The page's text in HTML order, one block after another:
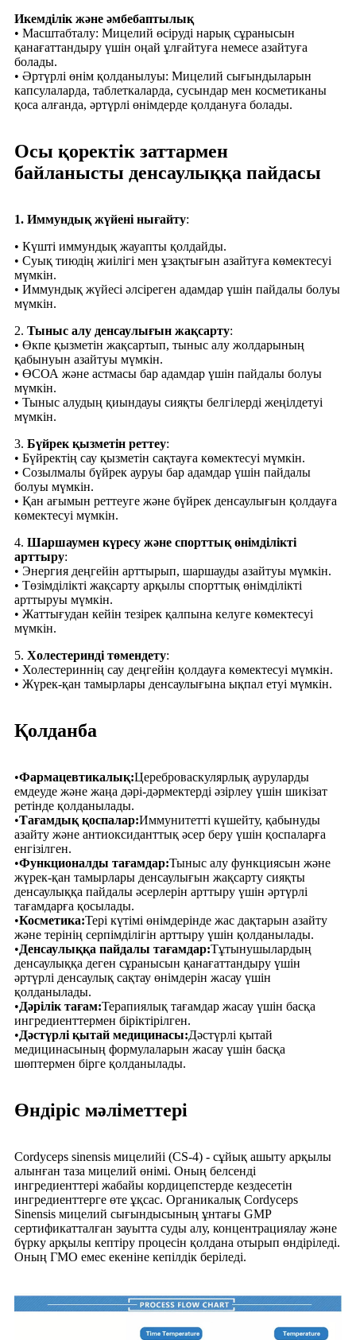
Икемділік және әмбебаптылық
• Масштабталу: Мицелий өсіруді нарық сұранысын
қанағаттандыру үшін оңай ұлғайтуға немесе азайтуға
болады.
• Әртүрлі өнім қолданылуы: Мицелий сығындыларын
капсулаларда, таблеткаларда, сусындар мен косметиканы
қоса алғанда, әртүрлі өнімдерде қолдануға болады.
Осы қоректік заттармен
байланысты денсаулыққа пайдасы
1. Иммундық жүйені нығайту:
• Күшті иммундық жауапты қолдайды.
• Суық тиюдің жиілігі мен ұзақтығын азайтуға көмектесуі
мүмкін.
• Иммундық жүйесі әлсіреген адамдар үшін пайдалы болуы
мүмкін.
2. Тыныс алу денсаулығын жақсарту:
• Өкпе қызметін жақсартып, тыныс алу жолдарының
қабынуын азайтуы мүмкін.
• ӨСОА және астмасы бар адамдар үшін пайдалы болуы
мүмкін.
• Тыныс алудың қиындауы сияқты белгілерді жеңілдетуі
мүмкін.
3. Бүйрек қызметін реттеу:
• Бүйректің сау қызметін сақтауға көмектесуі мүмкін.
• Созылмалы бүйрек ауруы бар адамдар үшін пайдалы
болуы мүмкін.
• Қан ағымын реттеуге және бүйрек денсаулығын қолдауға
көмектесуі мүмкін.
4. Шаршаумен күресу және спорттық өнімділікті
арттыру:
• Энергия деңгейін арттырып, шаршауды азайтуы мүмкін.
• Төзімділікті жақсарту арқылы спорттық өнімділікті
арттыруы мүмкін.
• Жаттығудан кейін тезірек қалпына келуге көмектесуі
мүмкін.
5. Холестеринді төмендету:
• Холестериннің сау деңгейін қолдауға көмектесуі мүмкін.
• Жүрек-қан тамырлары денсаулығына ықпал етуі мүмкін.
Қолданба
•Фармацевтикалық:Цереброваскулярлық ауруларды
емдеуде және жаңа дәрі-дәрмектерді әзірлеу үшін шикізат
ретінде қолданылады.
•Тағамдық қоспалар:Иммунитетті күшейту, қабынуды
азайту және антиоксиданттық әсер беру үшін қоспаларға
енгізілген.
•Функционалды тағамдар:Тыныс алу функциясын және
жүрек-қан тамырлары денсаулығын жақсарту сияқты
денсаулыққа пайдалы әсерлерін арттыру үшін әртүрлі
тағамдарға қосылады.
•Косметика:Тері күтімі өнімдерінде жас дақтарын азайту
және терінің серпімділігін арттыру үшін қолданылады.
•Денсаулыққа пайдалы тағамдар:Тұтынушылардың
денсаулыққа деген сұранысын қанағаттандыру үшін
әртүрлі денсаулық сақтау өнімдерін жасау үшін
қолданылады.
•Дәрілік тағам:Терапиялық тағамдар жасау үшін басқа
ингредиенттермен біріктірілген.
•Дәстүрлі қытай медицинасы:Дәстүрлі қытай
медицинасының формулаларын жасау үшін басқа
шөптермен бірге қолданылады.
Өндіріс мәліметтері
Cordyceps sinensis мицелийі (CS-4) - сұйық ашыту арқылы
алынған таза мицелий өнімі. Оның белсенді
ингредиенттері жабайы кордицепстерде кездесетін
ингредиенттерге өте ұқсас. Органикалық Cordyceps
Sinensis мицелий сығындысының ұнтағы GMP
сертификатталған зауытта суды алу, концентрациялау және
бүрку арқылы кептіру процесін қолдана отырып өндіріледі.
Оның ГМО емес екеніне кепілдік беріледі.